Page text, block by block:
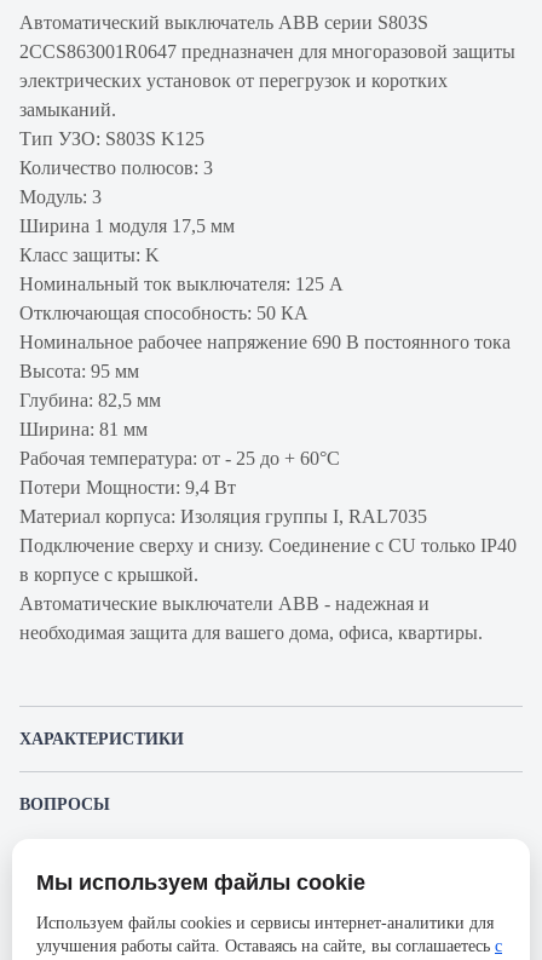
Автоматический выключатель ABB серии S803S
2CCS863001R0647 предназначен для многоразовой защиты
электрических установок от перегрузок и коротких
замыканий.
Тип УЗО: S803S K125
Количество полюсов: 3
Модуль: 3
Ширина 1 модуля 17,5 мм
Класс защиты: K
Номинальный ток выключателя: 125 А
Отключающая способность: 50 КА
Номинальное рабочее напряжение 690 В постоянного тока
Высота: 95 мм
Глубина: 82,5 мм
Ширина: 81 мм
Рабочая температура: от - 25 до + 60°С
Потери Мощности: 9,4 Вт
Материал корпуса: Изоляция группы I, RAL7035
Подключение сверху и снизу. Соединение с CU только IP40
в корпусе с крышкой.
Автоматические выключатели ABB - надежная и
необходимая защита для вашего дома, офиса, квартиры.
ХАРАКТЕРИСТИКИ
Производитель
Серия
S803S
ВОПРОСЫ
Пожалуйста, авторизуйтесь, чтобы иметь
Представленные изображения и характеристики могут отличаться от реального
без предварительного уведомления. Компания АйДистрибьют не несёт
ответственности в случае не соответствия текущей модели товаров фотографиям,
Мы используем файлы cookie
Используем файлы cookies и сервисы интернет-аналитики для
улучшения работы сайта. Оставаясь на сайте, вы соглашаетесь с